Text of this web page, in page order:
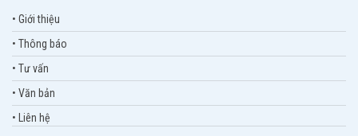
• Giới thiệu
• Thông báo
• Tư vấn
• Văn bản
• Liên hệ